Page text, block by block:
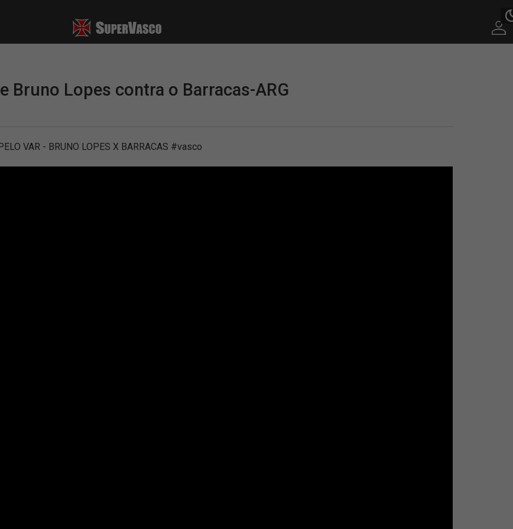
Bruno Lopes contra o Barracas-ARG
VAR - BRUNO LOPES X BARRACAS #vasco